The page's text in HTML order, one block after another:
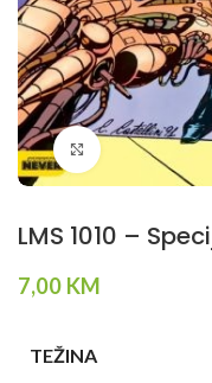
Klikni da
LMS 1010 –
7,00 KM
TEŽINA